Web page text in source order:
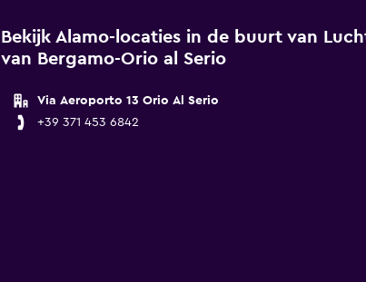
Bekijk Alamo-locaties in de buurt van
van Bergamo-Orio al Serio
Via Aeroporto 13 Orio Al Serio
+39 371 453 6842